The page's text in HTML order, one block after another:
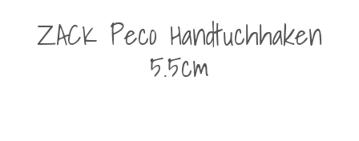
ZACK Peco Handtuchhaken
5.5cm